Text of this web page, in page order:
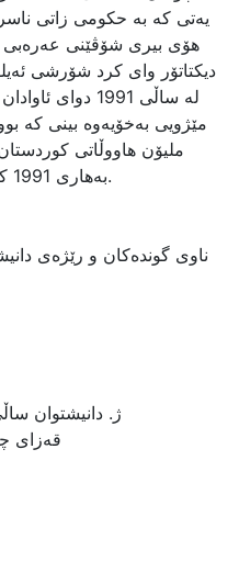
یەتی كە بە حكومی زاتی
هۆی بیری شۆڤێنی عەرەبی
دیكتاتۆر وای كرد شۆرشی
لە ساڵی 1991
مێژویی بەخۆیەوە بینی كە
ملیۆن هاووڵاتی
بەهاری 1991 كۆچی بەكۆمەڵیان بۆ ناوچەكە كرد.
ناوی گونده‌کان و رێژه‌ی
1 قه‌زای چۆمان